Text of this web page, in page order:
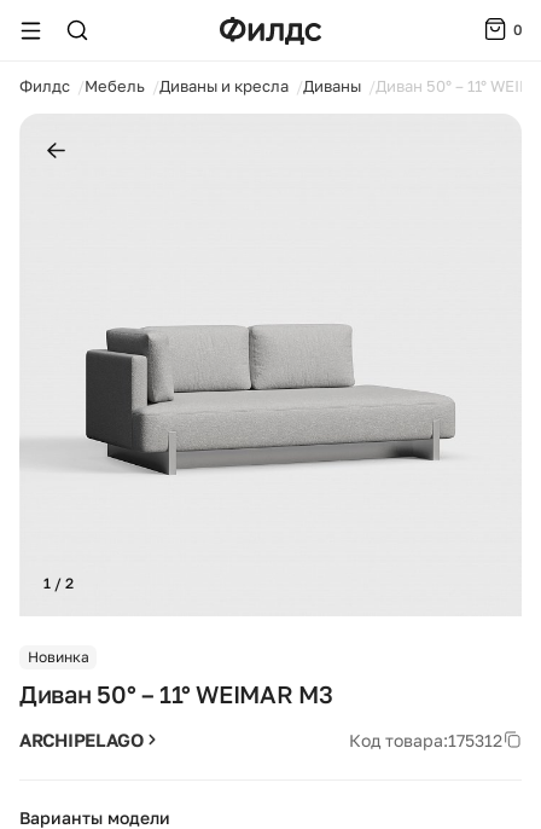
0
Филдс Мебель Диваны и кресла Диваны Диван 50° – 11°
1 / 2
Новинка
Диван 50° – 11° WEIMAR M3
ARCHIPELAGO Код товара:175312
Варианты модели